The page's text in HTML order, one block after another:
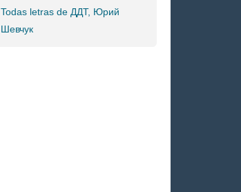
Todas letras de ДДТ, Юрий
Шевчук